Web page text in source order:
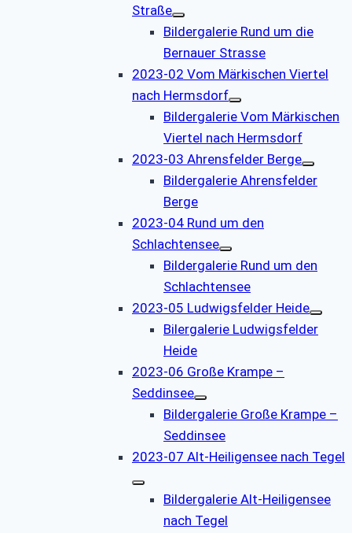
Straße
Bildergalerie Rund um die
Bernauer Strasse
2023-02 Vom Märkischen Viertel
nach Hermsdorf
Bildergalerie Vom Märkischen
Viertel nach Hermsdorf
2023-03 Ahrensfelder Berge
Bildergalerie Ahrensfelder
Berge
2023-04 Rund um den
Schlachtensee
Bildergalerie Rund um den
Schlachtensee
2023-05 Ludwigsfelder Heide
Bilergalerie Ludwigsfelder
Heide
2023-06 Große Krampe –
Seddinsee
Bildergalerie Große Krampe –
Seddinsee
2023-07 Alt-Heiligensee nach Tegel
Bildergalerie Alt-Heiligensee
nach Tegel